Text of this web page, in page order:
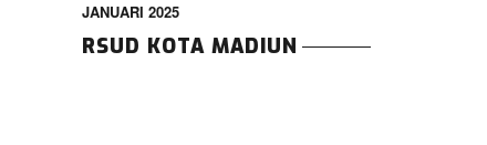
JANUARI 2025
RSUD KOTA MADIUN